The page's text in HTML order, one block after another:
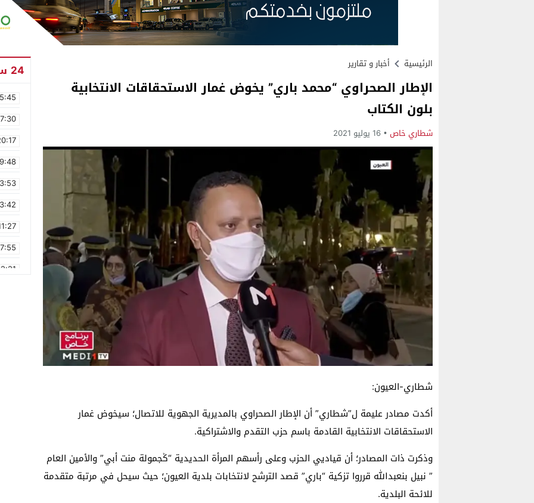
الرئيسية أخبار و تقارير
الإطار الصحراوي “محمد باري” يخوض غمار الاستحقاقات الانتخابية
بلون الكتاب
شطاري خاص 16 يوليو 2021
شطاري-العيون:
أكدت مصادر عليمة ل”شطاري” أن الإطار الصحراوي بالمديرية الجهوية للاتصال؛ سيخوض غمار
الاستحقاقات الانتخابية القادمة باسم حزب التقدم والاشتراكية.
وذكرت ذات المصادر؛ أن قياديي الحزب وعلى رأسهم المرأة الحديدية “ݣجمولة منت أبي” والأمين العام
” نبيل بنعبدالله قرروا تزكية “باري” قصد الترشح لانتخابات بلدية العيون؛ حيث سيحل في مرتبة متقدمة
للائحة البلدية.
24 ساعة